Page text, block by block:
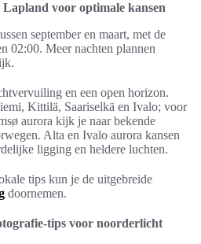
voor optimale kansen
september en maart, met de
02:00. Meer nachten plannen
en een open horizon.
Kittilä, Saariselkä en Ivalo; voor
aurora kijk je naar bekende
Alta en Ivalo aurora kansen
ligging en heldere luchten.
tips kun je de uitgebreide
doornemen.
tips voor noorderlicht